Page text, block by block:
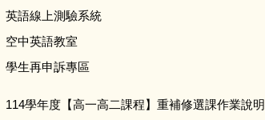
英語線上測驗系統
空中英語教室
學生再申訴專區
114學年度【高一高二課程】重補修選課作業說明